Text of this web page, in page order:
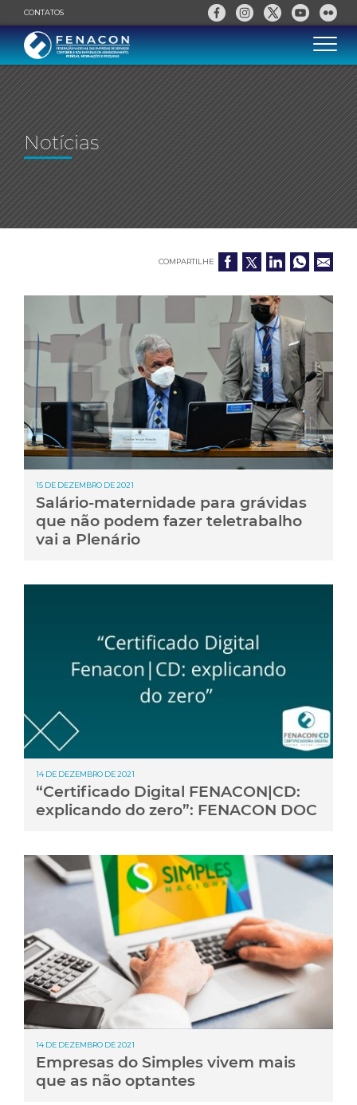
CONTATOS
Notícias
COMPARTILHE
15 DE DEZEMBRO DE 2021
Salário-maternidade para grávidas
que não podem fazer teletrabalho
vai a Plenário
14 DE DEZEMBRO DE 2021
“Certificado Digital FENACON|CD:
explicando do zero”: FENACON DOC
14 DE DEZEMBRO DE 2021
Empresas do Simples vivem mais
que as não optantes